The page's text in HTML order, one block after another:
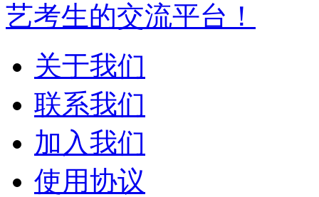
艺考生的交流平台！
关于我们
联系我们
加入我们
使用协议